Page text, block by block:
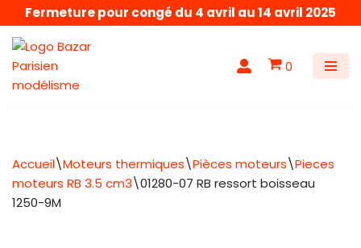
Aller
au
contenu
Fermeture pour congé du 4 avril au 14 avril 2025
0
Accueil\Moteurs thermiques\Pièces moteurs\Pieces
moteurs RB 3.5 cm3\01280-07 RB ressort boisseau
1250-9M